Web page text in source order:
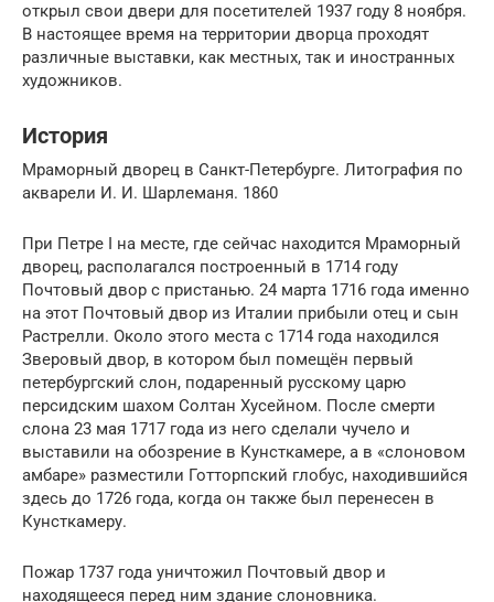
открыл свои двери для посетителей 1937 году 8 ноября.
В настоящее время на территории дворца проходят
различные выставки, как местных, так и иностранных
художников.
История
Мраморный дворец в Санкт-Петербурге. Литография по
акварели И. И. Шарлеманя. 1860
При Петре I на месте, где сейчас находится Мраморный
дворец, располагался построенный в 1714 году
Почтовый двор с пристанью. 24 марта 1716 года именно
на этот Почтовый двор из Италии прибыли отец и сын
Растрелли. Около этого места с 1714 года находился
Зверовый двор, в котором был помещён первый
петербургский слон, подаренный русскому царю
персидским шахом Солтан Хусейном. После смерти
слона 23 мая 1717 года из него сделали чучело и
выставили на обозрение в Кунсткамере, а в «слоновом
амбаре» разместили Готторпский глобус, находившийся
здесь до 1726 года, когда он также был перенесен в
Кунсткамеру.
Пожар 1737 года уничтожил Почтовый двор и
находящееся перед ним здание слоновника.